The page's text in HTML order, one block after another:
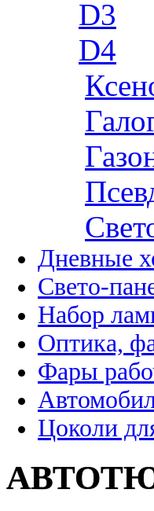
D3
D4
Дневные
Свето-
Набор
Оптика,
Фары
Цоколи